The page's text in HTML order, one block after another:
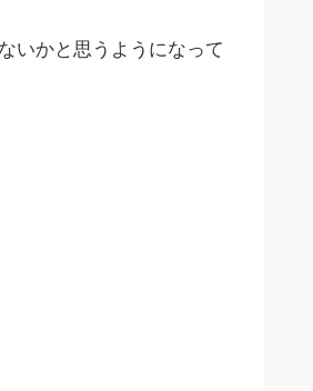
いかと思うようになって